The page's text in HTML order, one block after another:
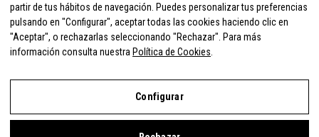
partir de tus hábitos de navegación. Puedes personalizar tus preferencias
pulsando en "Configurar", aceptar todas las cookies haciendo clic en
"Aceptar", o rechazarlas seleccionando "Rechazar". Para más
información consulta nuestra Política de Cookies
Configurar